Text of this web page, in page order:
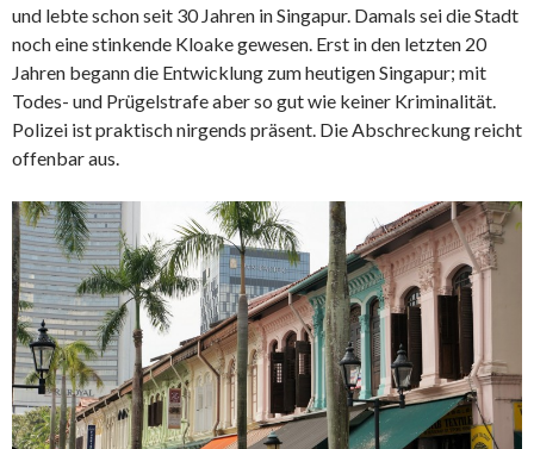
und lebte schon seit 30 Jahren in Singapur. Damals sei die Stadt
noch eine stinkende Kloake gewesen. Erst in den letzten 20
Jahren begann die Entwicklung zum heutigen Singapur; mit
Todes- und Prügelstrafe aber so gut wie keiner Kriminalität.
Polizei ist praktisch nirgends präsent. Die Abschreckung reicht
offenbar aus.